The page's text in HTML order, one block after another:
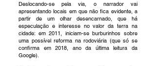
Deslocando-se pela via, o narrador vai
apresentando locais em que não fica evidente, a
partir de um olhar desencarnado, que há
especulação e interesse no valor da terra na
cidade: em 2011, iniciam-se burburinhos sobre
uma possível reforma na rodoviária (que só se
confirma em 2018, ano da última leitura da
Google).